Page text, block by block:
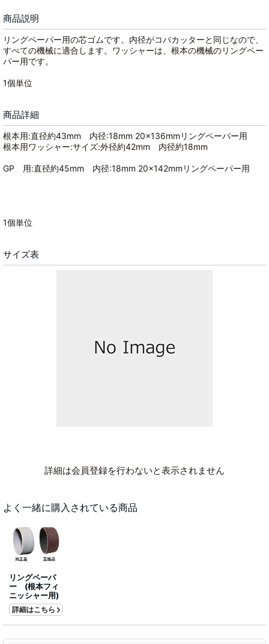
商品説明
リングペーパー用の芯ゴムです。内径がコバカッターと同じなので、
すべての機械に適合します。ワッシャーは、根本の機械のリングペー
パー用です。
1個単位
商品詳細
根本用:直径約43mm 内径:18mm 20×136mmリングペーパー用
根本用ワッシャー:サイズ:外径約42mm 内径約18mm
GP 用:直径約45mm 内径:18mm 20×142mmリングペーパー用
1個単位
サイズ表
詳細は会員登録を行わないと表示されません
よく一緒に購入されている商品
リングペーパ
ー (根本フィ
ニッシャー用)
詳細はこちら